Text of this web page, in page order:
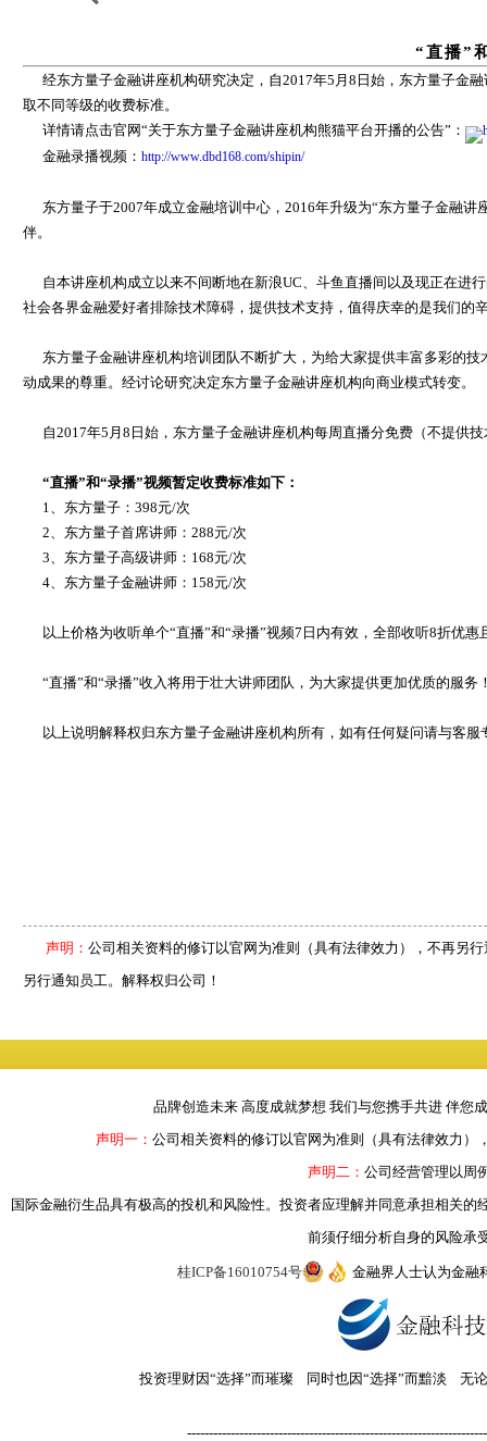
“直播”
经东方量子金融讲座机构研究决定，自2017年5月8日始，东方量子金
取不同等级的收费标准。
详情请点击官网“关于东方量子金融讲座机构熊猫平台开播的公告”：
金融录播视频： http://www.dbd168.com/shipin/
东方量子于2007年成立金融培训中心，2016年升级为“东方量子金融讲
伴。
自本讲座机构成立以来不间断地在新浪UC、斗鱼直播间以及现正在进
社会各界金融爱好者排除技术障碍，提供技术支持，值得庆幸的是我们
东方量子金融讲座机构培训团队不断扩大，为给大家提供丰富多彩的
动成果的尊重。 经讨论研究决定东方量子金融讲座机构向商业模式转变。
自2017年5月8日始，东方量子金融讲座机构每周直播分免费（不提供
“直播”和“录播”视频暂定收费标准如下：
1、东方量子：398元/次
2、东方量子首席讲师：288元/次
3、东方量子高级讲师：168元/次
4、东方量子金融讲师：158元/次
以上价格为收听单个“直播”和“录播”视频7日内有效，全部收听8折优
“直播”和“录播”收入将用于壮大讲师团队，为大家提供更加优质的服务
以上说明解释权归东方量子金融讲座机构所有，如有任何疑问请与客服
声明： 公司相关资料的修订以官网为准则（具有法律效力），不再另
另行通知员工。解释权归公司！
品牌创造未来 高度成就梦想 我们与您携手共进 伴您
声明一： 公司相关资料的修订以官网为准则（具有法律效力
声明二： 公司经营管理以周
国际金融衍生品具有极高的投机和风险性。投资者应理解并同意承担相关
前须仔细分析自身的风险承
桂ICP备16010754号 金融界人士认为金
投资理财因“选择”而璀璨 同时也因“选择”而黯淡 无